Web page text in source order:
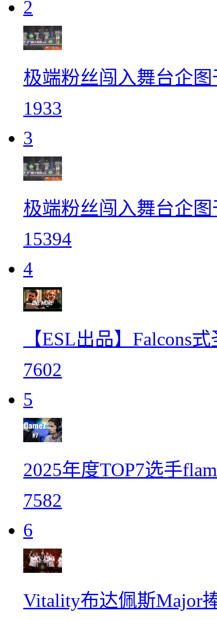
2
极端粉丝闯入舞台企
1933
3
极端粉丝闯入舞台企
15394
4
【ESL出品】Falcons
7602
5
2025年度TOP7选手
7582
6
Vitality布达佩斯Major